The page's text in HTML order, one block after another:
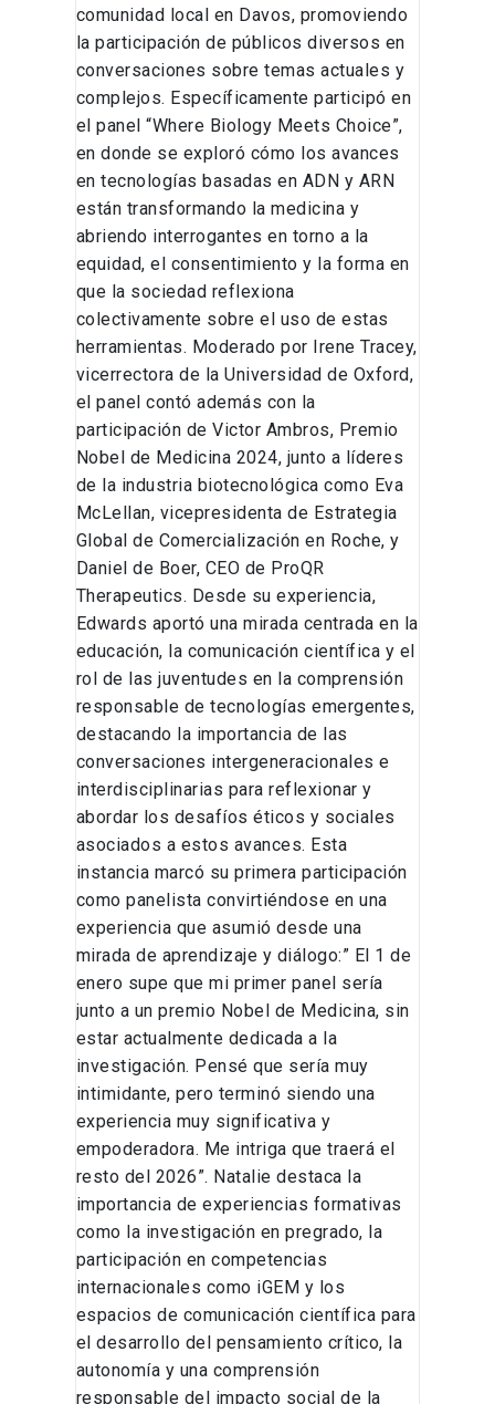
comunidad local en Davos, promoviendo
la participación de públicos diversos en
conversaciones sobre temas actuales y
complejos. Específicamente participó en
el panel “Where Biology Meets Choice”,
en donde se exploró cómo los avances
en tecnologías basadas en ADN y ARN
están transformando la medicina y
abriendo interrogantes en torno a la
equidad, el consentimiento y la forma en
que la sociedad reflexiona
colectivamente sobre el uso de estas
herramientas. Moderado por Irene Tracey,
vicerrectora de la Universidad de Oxford,
el panel contó además con la
participación de Victor Ambros, Premio
Nobel de Medicina 2024, junto a líderes
de la industria biotecnológica como Eva
McLellan, vicepresidenta de Estrategia
Global de Comercialización en Roche, y
Daniel de Boer, CEO de ProQR
Therapeutics. Desde su experiencia,
Edwards aportó una mirada centrada en la
educación, la comunicación científica y el
rol de las juventudes en la comprensión
responsable de tecnologías emergentes,
destacando la importancia de las
conversaciones intergeneracionales e
interdisciplinarias para reflexionar y
abordar los desafíos éticos y sociales
asociados a estos avances. Esta
instancia marcó su primera participación
como panelista convirtiéndose en una
experiencia que asumió desde una
mirada de aprendizaje y diálogo:” El 1 de
enero supe que mi primer panel sería
junto a un premio Nobel de Medicina, sin
estar actualmente dedicada a la
investigación. Pensé que sería muy
intimidante, pero terminó siendo una
experiencia muy significativa y
empoderadora. Me intriga que traerá el
resto del 2026”. Natalie destaca la
importancia de experiencias formativas
como la investigación en pregrado, la
participación en competencias
internacionales como iGEM y los
espacios de comunicación científica para
el desarrollo del pensamiento crítico, la
autonomía y una comprensión
responsable del impacto social de la